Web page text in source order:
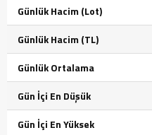
Günlük Hacim (Lot)
Günlük Hacim (TL)
Günlük Ortalama
Gün İçi En Düşük
Gün İçi En Yüksek